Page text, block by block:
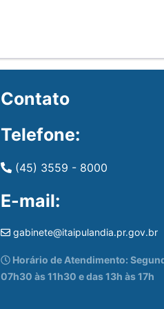
Contato
Telefone:
(45) 3559 - 8000
E-mail:
gabinete@itaipulandia.pr.gov.br
Horário de Atendimento:
07h30 às 11h30 e das 13h às 17h